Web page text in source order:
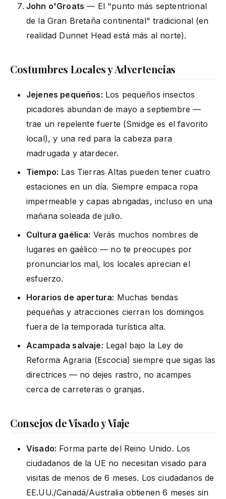
John o'Groats — El "punto más septentrional
de la Gran Bretaña continental" tradicional (en
realidad Dunnet Head está más al norte).
Costumbres Locales y Advertencias
Jejenes pequeños: Los pequeños insectos
picadores abundan de mayo a septiembre —
trae un repelente fuerte (Smidge es el favorito
local), y una red para la cabeza para
madrugada y atardecer.
Tiempo: Las Tierras Altas pueden tener cuatro
estaciones en un día. Siempre empaca ropa
impermeable y capas abrigadas, incluso en una
mañana soleada de julio.
Cultura gaélica: Verás muchos nombres de
lugares en gaélico — no te preocupes por
pronunciarlos mal, los locales aprecian el
esfuerzo.
Horarios de apertura: Muchas tiendas
pequeñas y atracciones cierran los domingos
fuera de la temporada turística alta.
Acampada salvaje: Legal bajo la Ley de
Reforma Agraria (Escocia) siempre que sigas las
directrices — no dejes rastro, no acampes
cerca de carreteras o granjas.
Consejos de Visado y Viaje
Visado: Forma parte del Reino Unido. Los
ciudadanos de la UE no necesitan visado para
visitas de menos de 6 meses. Los ciudadanos de
EE.UU./Canadá/Australia obtienen 6 meses sin